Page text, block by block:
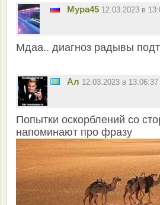
Мура45 12.03.2023 в
Мдаа.. диагноз радывы
Ал 12.03.2023 в
Попытки оскорблений со
напоминают про фразу